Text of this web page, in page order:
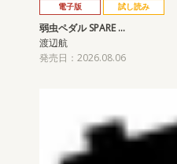
電子版 試し読み
弱虫ペダル SPARE …
渡辺航
発売日：2026.08.06